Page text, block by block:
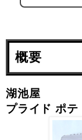
概要
湖池屋
プライド ポテ